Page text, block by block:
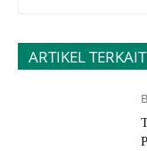
ARTIKEL TERKAIT